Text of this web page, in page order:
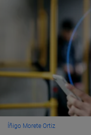
Íñigo Morete Ortiz